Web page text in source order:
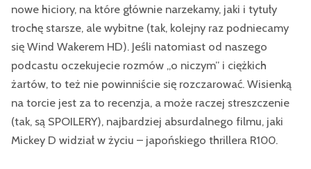
nowe hiciory, na które głównie narzekamy, jaki i tytuły
trochę starsze, ale wybitne (tak, kolejny raz podniecamy
się Wind Wakerem HD). Jeśli natomiast od naszego
podcastu oczekujecie rozmów „o niczym” i ciężkich
żartów, to też nie powinniście się rozczarować. Wisienką
na torcie jest za to recenzja, a może raczej streszczenie
(tak, są SPOILERY), najbardziej absurdalnego filmu, jaki
Mickey D widział w życiu – japońskiego thrillera R100.